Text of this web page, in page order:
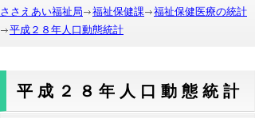
ささえあい福祉局
福祉保健課
福祉保健医療の統計
平成２８年人口動態統計
平成２８年人口動態統計